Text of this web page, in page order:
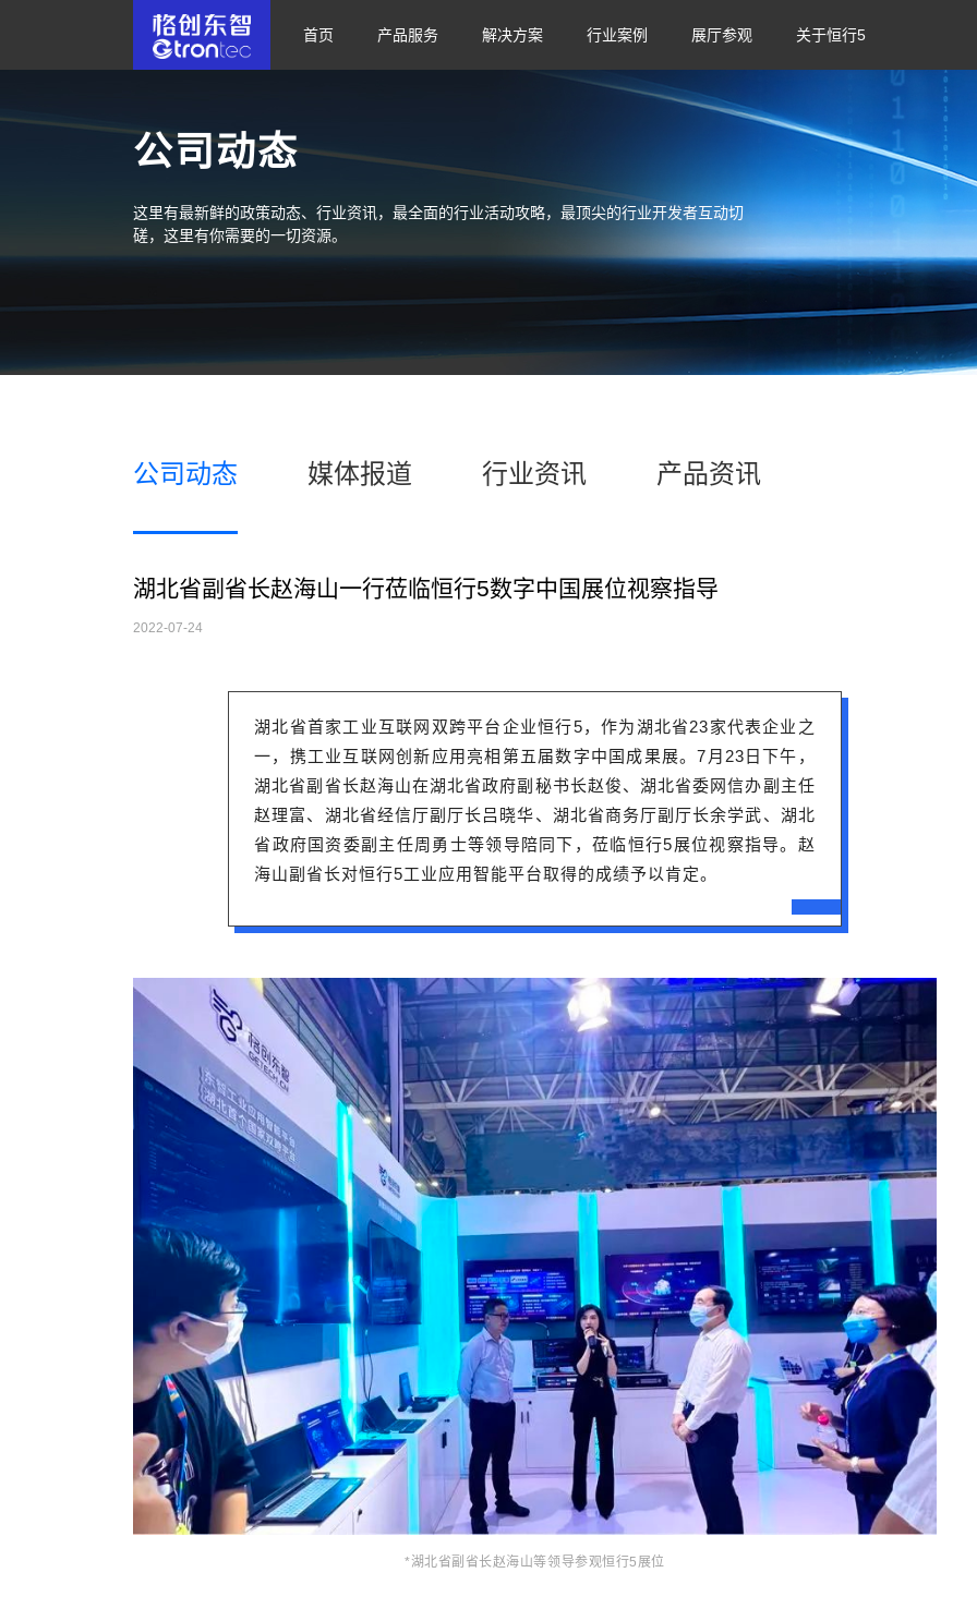
首页 产品服务 解决方案 行业案例 展厅参观 关于恒行5
公司动态
这里有最新鲜的政策动态、行业资讯，最全面的行业活动攻略，最顶尖的行业开发者互动切
磋，这里有你需要的一切资源。
公司动态 媒体报道 行业资讯 产品资讯
湖北省副省长赵海山一行莅临恒行5数字中国展位视察指导
2022-07-24
湖北省首家工业互联网双跨平台企业恒行5，作为湖北省23家代表企业之
一，携工业互联网创新应用亮相第五届数字中国成果展。7月23日下午，
湖北省副省长赵海山在湖北省政府副秘书长赵俊、湖北省委网信办副主任
赵理富、湖北省经信厅副厅长吕晓华、湖北省商务厅副厅长余学武、湖北
省政府国资委副主任周勇士等领导陪同下，莅临恒行5展位视察指导。赵
海山副省长对恒行5工业应用智能平台取得的成绩予以肯定。
*湖北省副省长赵海山等领导参观恒行5展位